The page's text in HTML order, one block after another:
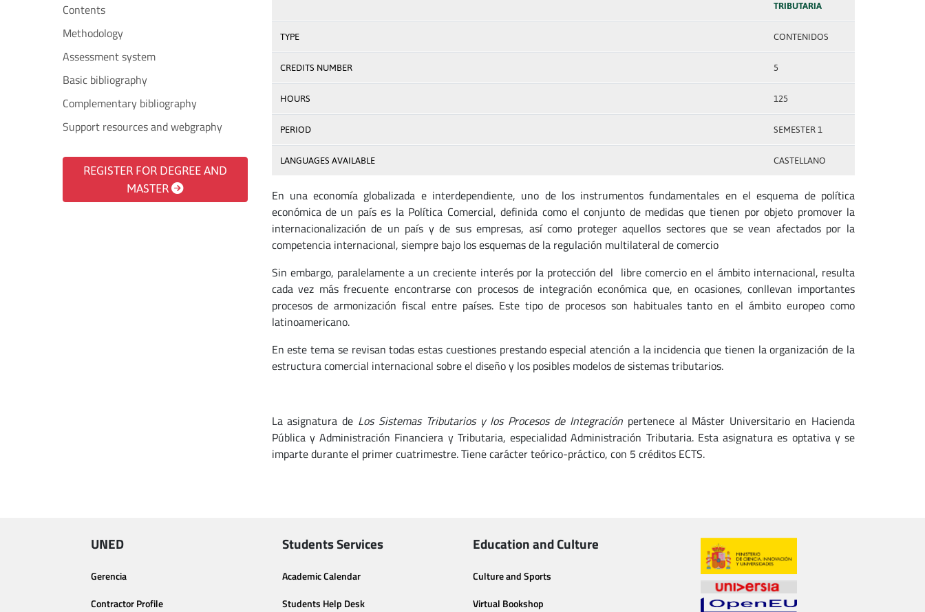
Contents
Methodology
Assessment system
Basic bibliography
Complementary bibliography
Support resources and webgraphy
REGISTER FOR DEGREE AND
MASTER
TRIBUTARIA
TYPE CONTENIDOS
CREDITS NUMBER 5
HOURS 125
PERIOD SEMESTER 1
LANGUAGES AVAILABLE CASTELLANO
En una economía globalizada e interdependiente, uno de los instrumentos fundamentales en el esquema de política
económica de un país es la Política Comercial, definida como el conjunto de medidas que tienen por objeto promover la
internacionalización de un país y de sus empresas, así como proteger aquellos sectores que se vean afectados por la
competencia internacional, siempre bajo los esquemas de la regulación multilateral de comercio
Sin embargo, paralelamente a un creciente interés por la protección del libre comercio en el ámbito internacional, resulta
cada vez más frecuente encontrarse con procesos de integración económica que, en ocasiones, conllevan importantes
procesos de armonización fiscal entre países. Este tipo de procesos son habituales tanto en el ámbito europeo como
latinoamericano.
En este tema se revisan todas estas cuestiones prestando especial atención a la incidencia que tienen la organización de la
estructura comercial internacional sobre el diseño y los posibles modelos de sistemas tributarios.
La asignatura de Los Sistemas Tributarios y los Procesos de Integración pertenece al Máster Universitario en Hacienda
Pública y Administración Financiera y Tributaria, especialidad Administración Tributaria. Esta asignatura es optativa y se
imparte durante el primer cuatrimestre. Tiene carácter teórico-práctico, con 5 créditos ECTS.
UNED
Gerencia
Contractor Profile
Students Services
Academic Calendar
Students Help Desk
Education and Culture
Culture and Sports
Virtual Bookshop